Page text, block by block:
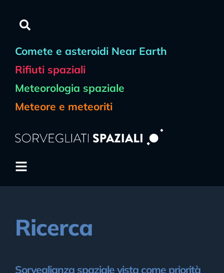
Comete e asteroidi Near Earth
Rifiuti spaziali
Meteorologia spaziale
Meteore e meteoriti
Ricerca
Sorveglianza spaziale vista come priorità